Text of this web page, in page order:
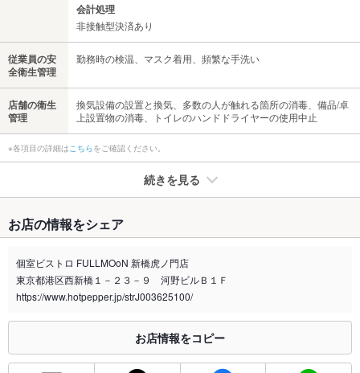
会計処理
非接触型決済あり
従業員の安
全衛生管理
勤務時の検温、マスク着用、頻繁な手洗い
店舗の衛生
管理
換気設備の設置と換気、多数の人が触れる箇所の消毒、備品/卓
上設置物の消毒、トイレのハンドドライヤーの使用中止
※各項目の詳細は こちらをご確認ください。
続きを見る
禁煙・喫煙
分煙（仕切りあり）
和牛とチーズが自慢のビストロ・イタリアン
喫煙専用室 なし
※2020年4月1日～受動喫煙対策に関する法律が施行されています。正しい情報はお店へお問い
お席
お店の情報をシェア
個室ビストロ FULLMOoN 新橋虎ノ門店
東京都港区西新橋１－２３－９ 河野ビルＢ１Ｆ
https://www.hotpepper.jp/strJ003625100/
お店情報をコピー